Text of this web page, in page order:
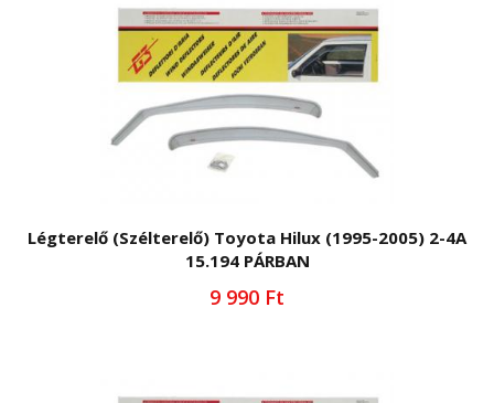
Légterelő (Szélterelő) Toyota Hilux (1995-2005) 2-4A
15.194 PÁRBAN
9 990 Ft